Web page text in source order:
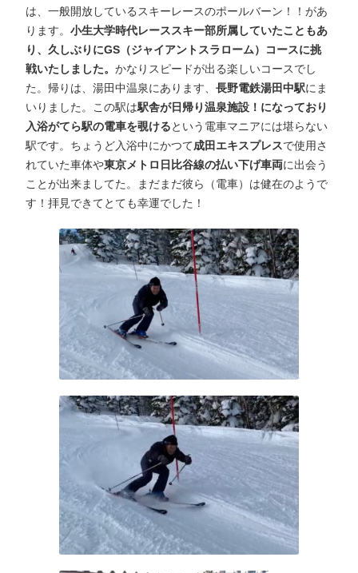
は、一般開放しているスキーレースのポールバーン！！があ
ります。小生大学時代レーススキー部所属していたこともあ
り、久しぶりにGS（ジャイアントスラローム）コースに挑
戦いたしました。かなりスピードが出る楽しいコースでし
た。帰りは、湯田中温泉にあります、長野電鉄湯田中駅にま
いりました。この駅は駅舎が日帰り温泉施設！になっており
入浴がてら駅の電車を覗けるという電車マニアには堪らない
駅です。ちょうど入浴中にかつて成田エキスプレスで使用さ
れていた車体や東京メトロ日比谷線の払い下げ車両に出会う
ことが出来ましてた。まだまだ彼ら（電車）は健在のようで
す！拝見できてとても幸運でした！